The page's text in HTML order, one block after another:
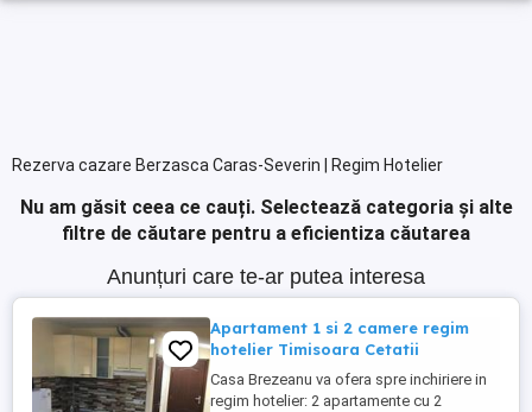
Rezerva cazare Berzasca Caras-Severin | Regim Hotelier
Nu am găsit ceea ce cauți. Selectează categoria și alte
filtre de căutare pentru a eficientiza căutarea
Anunțuri care te-ar putea interesa
Apartament 1 si 2 camere regim
hotelier Timisoara Cetatii
Casa Brezeanu va ofera spre inchiriere in
regim hotelier: 2 apartamente cu 2